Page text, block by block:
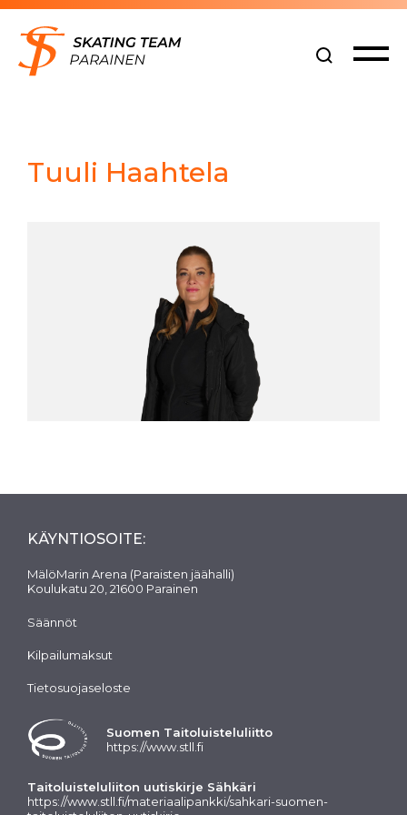
Siirry
sisältöön
Tuuli Haahtela
KÄYNTIOSOITE:
MälöMarin Arena (Paraisten jäähalli)
Koulukatu 20, 21600 Parainen
Säännöt
Kilpailumaksut
Tietosuojaseloste
Suomen Taitoluisteluliitto
https://www.stll.fi
Taitoluisteluliiton uutiskirje Sähkäri
https://www.stll.fi/materiaalipankki/sahkari-suomen-